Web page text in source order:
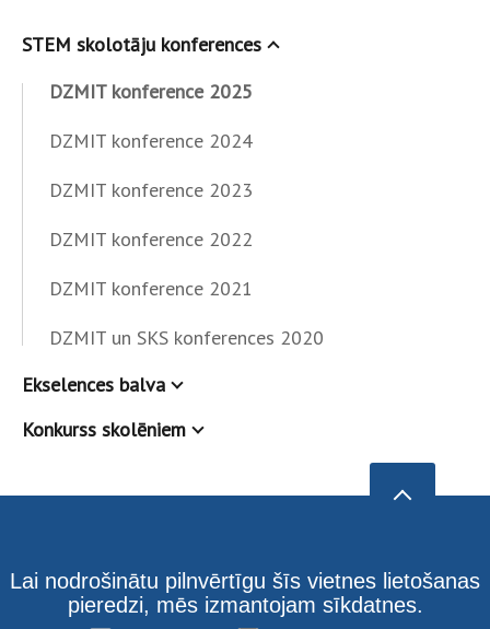
STEM skolotāju konferences
DZMIT konference 2025
DZMIT konference 2024
DZMIT konference 2023
DZMIT konference 2022
DZMIT konference 2021
DZMIT un SKS konferences 2020
Ekselences balva
Konkurss skolēniem
Lai nodrošinātu pilnvērtīgu šīs vietnes lietošanas
pieredzi, mēs izmantojam sīkdatnes.